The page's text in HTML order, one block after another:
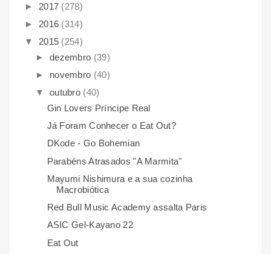
► 2017 (278)
► 2016 (314)
▼ 2015 (254)
► dezembro (39)
► novembro (40)
▼ outubro (40)
Gin Lovers Príncipe Real
Já Foram Conhecer o Eat Out?
DKode - Go Bohemian
Parabéns Atrasados "A Marmita"
Mayumi Nishimura e a sua cozinha
Macrobiótica
Red Bull Music Academy assalta Paris
ASIC Gel-Kayano 22
Eat Out